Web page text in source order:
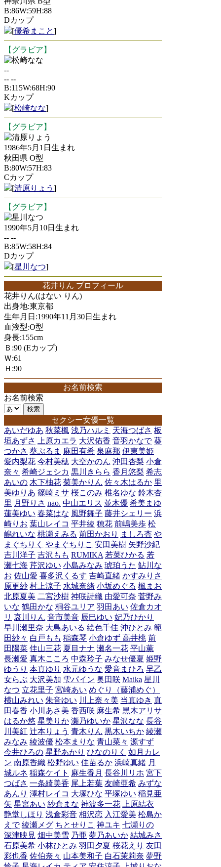
B:86W:59H:88
Dカップ
[優希まこと]
【グラビア】
松崎なな
--
-- --
B:115W:68H:90
Kカップ
[松崎なな]
【グラビア】
清原りょう
1986年5月1日生まれ
秋田県 O型
B:80W:57H:83
Cカップ
[清原りょう ]
【グラビア】
星川なつ
1990年5月10日生まれ
-- --
B:85W:58H:84
Dカップ
[星川なつ]
花井りん プロフィール
花井りん(はない りん)
出身地:東京都
生年月日:1990年11月30日生まれ
血液型:O型
身長:155cm
Ｂ:90 (Eカップ)
Ｗ:61
Ｈ:90
お名前検索
お名前検索
セクシー女優一覧
あいだゆあ 秋菜楓 浅乃ハルミ 天海つばさ 板
垣あずさ
上原カエラ 大沢佑香 音羽かなで 葵
つかさ 葵ぶるま 麻田有希 泉麻那 伊東美姫
愛内梨花 今村美穂 大空かのん 沖田杏梨 小倉
奈々 希崎ジェシカ 黒川きらら 香月悠梨 希志
あいの 木下柚花 菊美かりん 佐々木はるか 里
美ゆりあ 篠崎ミサ 桜このみ 椎名ゆな 鈴木杏
里 月野りさ nao. 中山エリス 並木優 希美まゆ
蓮美ゆい 春菜はな 風野舞子 藤井シェリー 浜
崎りお 葉山レイコ 平井綾 穂花 前嶋美歩 松
嶋れいな 桃瀬えみる 前田かおり ましろ杏 や
まぐちりく やまぐちりこ 安田美樹 矢野沙紀
吉川洋子 吉沢もも RUMIKA 若菜ひかる 若
瀬七海 芹沢ゆい 小島みなみ 琥珀うた 鮎川な
お 佐山愛 喜多沢くるす 吉崎直緒 かすみりさ
原更紗 村上涼子 水城奈緒 小坂めぐる 楓まお
北原夏美 二宮沙樹 神咲詩織 由愛可奈 菅野み
いな 鶴田かな 桐谷ユリア 羽田あい 佐倉カオ
リ 哀川りん 音市美音 辰巳ゆい 妃乃ひかり
早川瀬里奈 大島あいる 絵色千佳 沖ひとみ 範
田紗々 白戸もも 稲森琴 小倉ゆず 高井桃 前
田陽菜 佳山三花 夏目ナナ 瀬名一花 平山薫
長瀬愛 真木こころ 中森玲子 みなせ優夏 姫野
ゆうり 本真ゆり 水元ゆうな 愛音まひろ 早乙
女らぶ 大沢美加 雫パイン 奥田咲 Maika 星川
なつ 立花里子 宮崎あい めぐり（藤浦めぐ）
横山みれい 朱音ゆい 川上奈々美 当真ゆき 真
田春香 小川あさ美 香西咲 麻生希 黒木アリサ
はるか悠 星美りか 瀬乃ゆいか 星沢なな 長谷
川美紅 辻本りょう 青木りん 黒木いちか 綾瀬
みなみ 綾波優 松本まりな 青山菜々 源すず
今井ひろの 星野あかり ひなのりく 如月カレ
ン 南原香織 松野ゆい 佳苗るか 浜崎真緒 月
城ルネ 稲森ケイト 麻生香月 長谷川リホ 宮下
つばさ 一条綺美香 尾上若葉 友崎亜希 みずな
あんり 澤村レイコ 大塚ひな 平塚ゆい 稲見亜
矢 星宮あい 紗倉まな 神波多一花
上原結衣
艶堂しほり 浅倉彩音 相沢恋 入江愛美 松島か
えで 綾瀬メグ ちとせりこ 神ユキ 七瀬りの
深津映見 畑中美雪 乃亜 夢乃あいか 結城みさ
石原美希 小林ひとみ 羽田夕夏 桜花えり 友田
彩也香 佐伯奈々 山本美和子 白石茉莉奈 夢野